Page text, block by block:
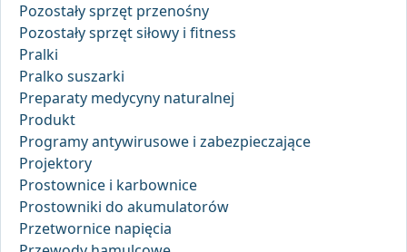
Pozostały sprzęt przenośny
Pozostały sprzęt siłowy i fitness
Pralki
Pralko suszarki
Preparaty medycyny naturalnej
Produkt
Programy antywirusowe i zabezpieczające
Projektory
Prostownice i karbownice
Prostowniki do akumulatorów
Przetwornice napięcia